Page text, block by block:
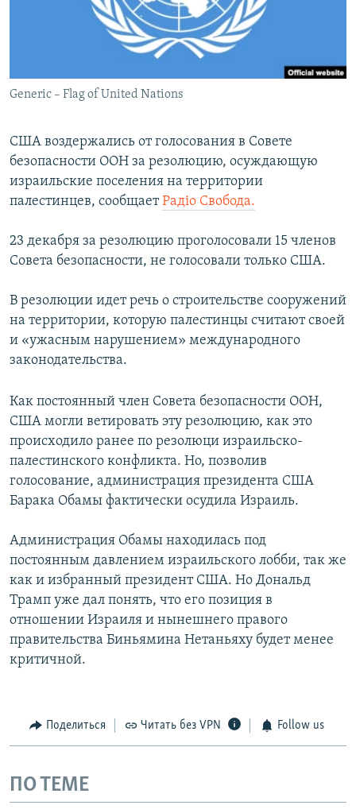
ПОБЕДИТЕЛЕЙ НЕ СУДЯТ?
КРЫМ.НЕПОКОРЕННЫЙ
УКРАИНСКАЯ ПРОБЛЕМА КРЫМА
ПРИСОЕДИНЯЙТЕСЬ!
Generic – Flag of United Nations
США воздержались от голосования в Совете
безопасности ООН за резолюцию, осуждающую
израильские поселения на территории
палестинцев, сообщаетРадіо Свобода.
23 декабря за резолюцию проголосовали 15 членов
Совета безопасности, не голосовали только США.
В резолюции идет речь о строительстве сооружений
на территории, которую палестинцы считают своей
и «ужасным нарушением» международного
законодательства.
Как постоянный член Совета безопасности ООН,
США могли ветировать эту резолюцию, как это
происходило ранее по резолюци израильско-
палестинского конфликта. Но, позволив
голосование, администрация президента США
Барака Обамы фактически осудила Израиль.
Администрация Обамы находилась под
постоянным давлением израильского лобби, так же
как и избранный президент США. Но Дональд
Трамп уже дал понять, что его позиция в
отношении Израиля и нынешнего правого
правительства Биньямина Нетаньяху будет менее
критичной.
Поделиться Читать без VPN Follow us
ПО ТЕМЕ